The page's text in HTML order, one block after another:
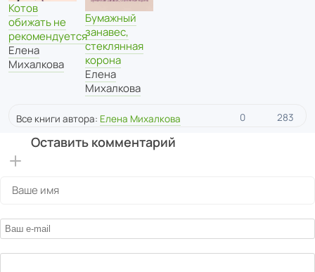
Котов
обижать не
рекомендуется
Елена
Михалкова
Бумажный
занавес,
стеклянная
корона
Елена
Михалкова
Все книги автора: Елена Михалкова 0 283
Оставить комментарий